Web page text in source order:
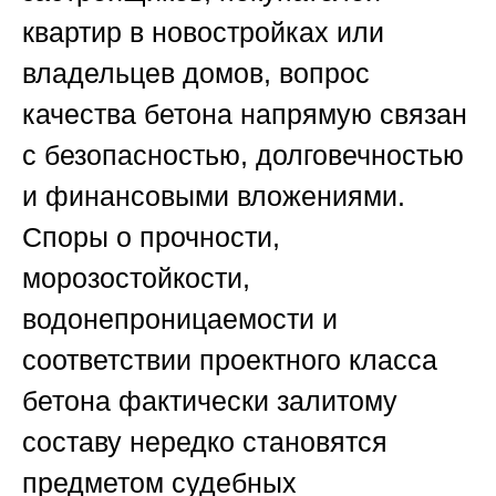
квартир в новостройках или
владельцев домов, вопрос
качества бетона напрямую связан
с безопасностью, долговечностью
и финансовыми вложениями.
Споры о прочности,
морозостойкости,
водонепроницаемости и
соответствии проектного класса
бетона фактически залитому
составу нередко становятся
предметом судебных